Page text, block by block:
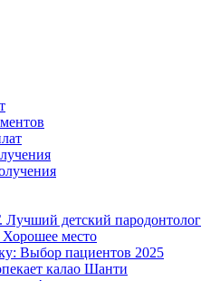
Лучший детский пародонтолог
место
Выбор пациентов 2025
калао Шанти